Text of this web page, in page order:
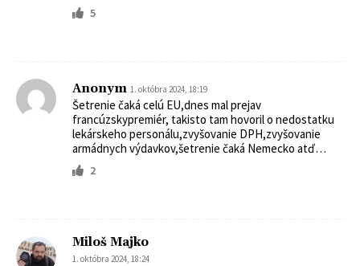
5
Anonym 1. októbra 2024, 18:19
Šetrenie čaká celú EU,dnes mal prejav
francúzskypremiér, takisto tam hovoril o nedostatku
lekárskeho personálu,zvyšovanie DPH,zvyšovanie
armádnych výdavkov,šetrenie čaká Nemecko atď…
2
Miloš Majko
1. októbra 2024, 18:24